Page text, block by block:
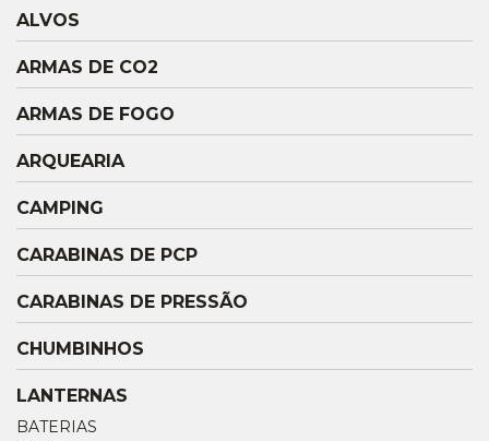
ALVOS
ARMAS DE CO2
ARMAS DE FOGO
ARQUEARIA
CAMPING
CARABINAS DE PCP
CARABINAS DE PRESSÃO
CHUMBINHOS
LANTERNAS
BATERIAS